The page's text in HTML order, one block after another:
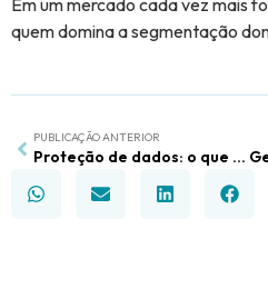
Em um mercado cada vez mais
quem domina a segmentação
PUBLICAÇÃO ANTERIOR
Proteção de dados: o que ninguém te contou sobre o papel da gestão